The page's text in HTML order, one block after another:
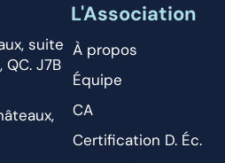
suite
QC. J7B
L'Association
À propos
Équipe
CA
Certification D. Éc.